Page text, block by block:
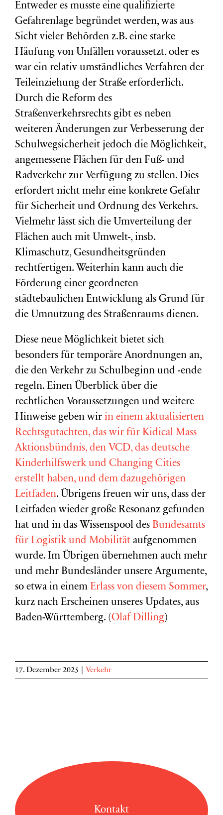
Entweder es musste eine qualifizierte
Gefahrenlage begründet werden, was aus
Sicht vieler Behörden z.B. eine starke
Häufung von Unfällen voraussetzt, oder es
war ein relativ umständliches Verfahren der
Teileinziehung der Straße erforderlich.
Durch die Reform des
Straßenverkehrsrechts gibt es neben
weiteren Änderungen zur Verbesserung der
Schulwegsicherheit jedoch die Möglichkeit,
angemessene Flächen für den Fuß- und
Radverkehr zur Verfügung zu stellen. Dies
erfordert nicht mehr eine konkrete Gefahr
für Sicherheit und Ordnung des Verkehrs.
Vielmehr lässt sich die Umverteilung der
Flächen auch mit Umwelt-, insb.
Klimaschutz, Gesundheitsgründen
rechtfertigen. Weiterhin kann auch die
Förderung einer geordneten
städtebaulichen Entwicklung als Grund für
die Umnutzung des Straßenraums dienen.
Diese neue Möglichkeit bietet sich
besonders für temporäre Anordnungen an,
die den Verkehr zu Schulbeginn und -ende
regeln. Einen Überblick über die
rechtlichen Voraussetzungen und weitere
Hinweise geben wir in einem aktualisierten
Rechtsgutachten, das wir für Kidical Mass
Aktionsbündnis, den VCD, das deutsche
Kinderhilfswerk und Changing Cities
erstellt haben, und dem dazugehörigen
Leitfaden. Übrigens freuen wir uns, dass der
Leitfaden wieder große Resonanz gefunden
hat und in das Wissenspool des Bundesamts
für Logistik und Mobilität aufgenommen
wurde. Im Übrigen übernehmen auch mehr
und mehr Bundesländer unsere Argumente,
so etwa in einem Erlass von diesem Sommer,
kurz nach Erscheinen unseres Updates, aus
Baden-Württemberg. (Olaf Dilling)
17. Dezember 2025 Verkehr
Kontakt